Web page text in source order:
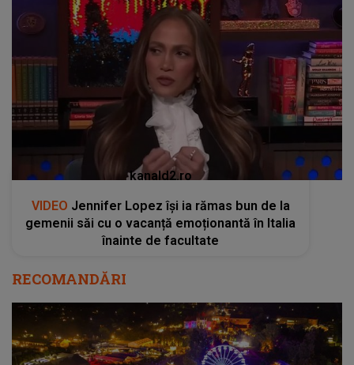
kanald2.ro
VIDEO Jennifer Lopez își ia rămas bun de la
gemenii săi cu o vacanță emoționantă în Italia
înainte de facultate
RECOMANDĂRI